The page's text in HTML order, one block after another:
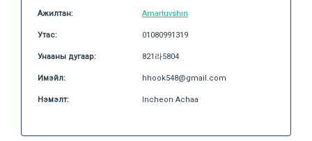
Ажилтан: Amartuvshin
Утас: 01080991319
Унааны дугаар: 821라5804
Имэйл: hhook548@gmail.com
Нэмэлт: Incheon Achaa